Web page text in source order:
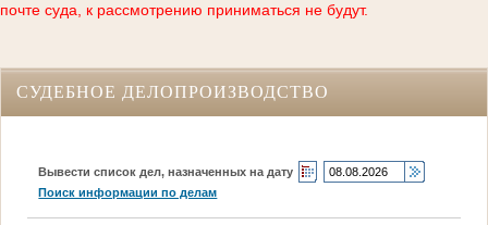
почте суда, к рассмотрению приниматься не будут.
СУДЕБНОЕ ДЕЛОПРОИЗВОДСТВО
Вывести список дел, назначенных на дату
Поиск информации по делам